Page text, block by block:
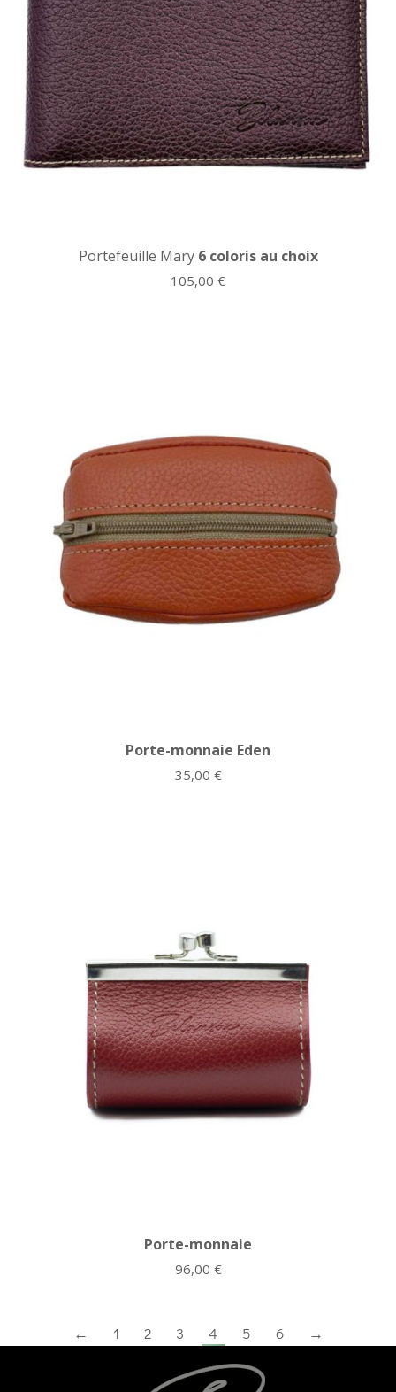
Portefeuille Mary6 coloris au choix
105,00 €
Porte-monnaie Eden
35,00 €
Porte-monnaie
96,00 €
← 1 2 3 4 5 6 →